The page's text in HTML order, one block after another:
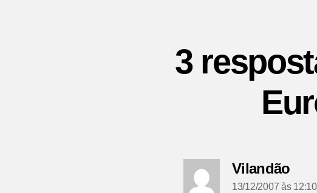
3
Vilandãodiz:
13/12/2007 às 12:10